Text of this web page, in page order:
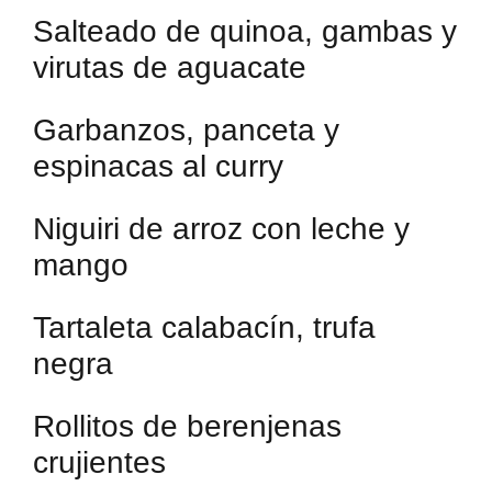
Salteado de quinoa, gambas y
virutas de aguacate
Garbanzos, panceta y
espinacas al curry
Niguiri de arroz con leche y
mango
Tartaleta calabacín, trufa
negra
Rollitos de berenjenas
crujientes